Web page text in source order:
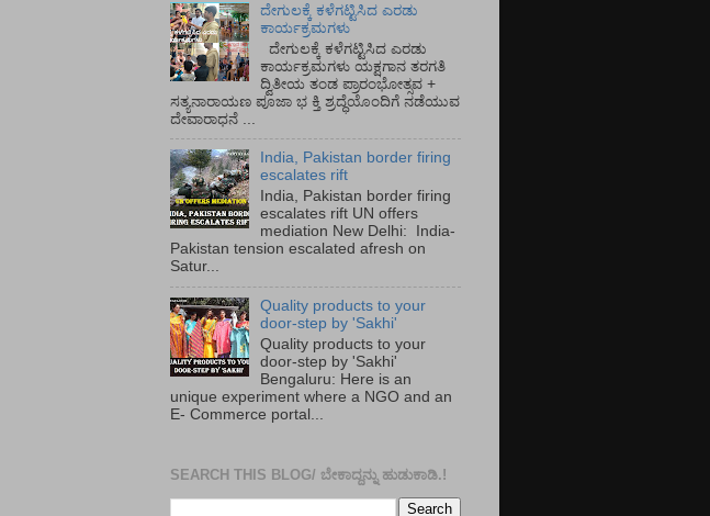
ದೇಗುಲಕ್ಕೆ ಕಳೆಗಟ್ಟಿಸಿದ ಎರಡು
ಕಾರ್ಯಕ್ರಮಗಳು
ದೇಗುಲಕ್ಕೆ ಕಳೆಗಟ್ಟಿಸಿದ ಎರಡು
ಕಾರ್ಯಕ್ರಮಗಳು ಯಕ್ಷಗಾನ ತರಗತಿ
ದ್ವಿತೀಯ ತಂಡ ಪ್ರಾರಂಭೋತ್ಸವ +
ಸತ್ಯನಾರಾಯಣ ಪೂಜಾ ಭ ಕ್ತಿ ಶ್ರದ್ಧೆಯೊಂದಿಗೆ ನಡೆಯುವ
ದೇವಾರಾಧನೆ ...
India, Pakistan border firing
escalates rift
India, Pakistan border firing
escalates rift UN offers
mediation New Delhi: India-
Pakistan tension escalated afresh on
Satur...
Quality products to your
door-step by 'Sakhi'
Quality products to your
door-step by 'Sakhi'
Bengaluru: Here is an
unique experiment where a NGO and an
E- Commerce portal...
SEARCH THIS BLOG/ ಬೇಕಾದ್ದನ್ನು ಹುಡುಕಾಡಿ.!